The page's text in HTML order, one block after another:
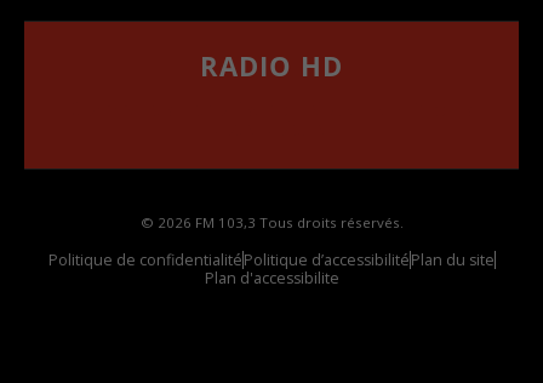
RADIO HD
© 2026 FM 103,3 Tous droits réservés.
Politique de confidentialitéPolitique d’accessibilitéPlan du site
Plan d'accessibilite